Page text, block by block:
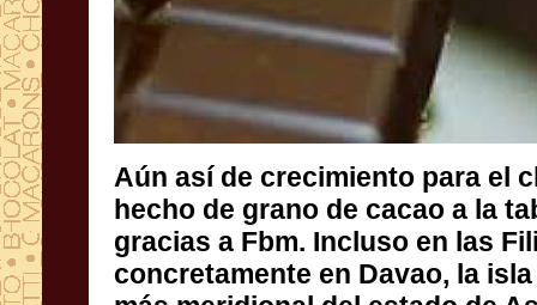
Aún así de crecimiento para el
hecho de grano de cacao a la
gracias a Fbm. Incluso en
concretamente en Davao, la